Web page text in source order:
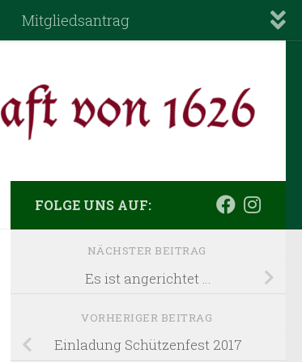
Mitgliedsantrag
FOLGE UNS AUF:
NÄCHSTER BEITRAG
Es ist angerichtet …
VORHERIGER BEITRAG
Einladung Schützenfest 2017